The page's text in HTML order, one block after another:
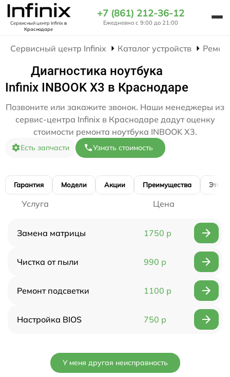
Сервисный центр Infinixв
Краснодаре
+7 (861) 212-36-12
Ежедневно с 9:00 до 21:00
Сервисный центр Infinix Каталог устройств
Диагностика ноутбука
Infinix INBOOK X3 в Краснодаре
Позвоните или закажите звонок. Наши менеджеры из
сервис-центра Infinix в Краснодаре дадут оценку
стоимости ремонта ноутбука INBOOK X3.
Есть запчасти Узнать стоимость
Гарантия Модели Акции Преимущества
Услуга Цена
Замена матрицы 1750 р
Чистка от пыли 990 р
Ремонт подсветки 1100 р
Настройка BIOS 750 р
У меня другая неисправность